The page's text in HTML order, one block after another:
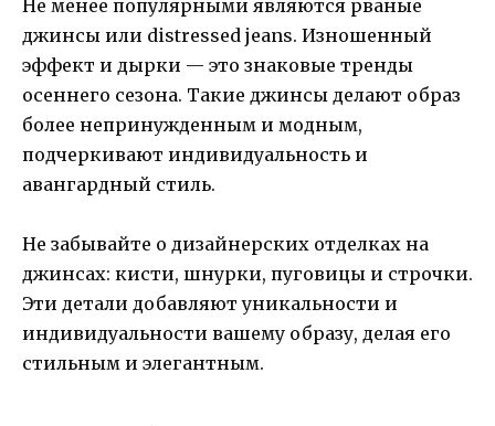
Не менее популярными являются рваные
джинсы или distressed jeans. Изношенный
эффект и дырки — это знаковые тренды
осеннего сезона. Такие джинсы делают образ
более непринужденным и модным,
подчеркивают индивидуальность и
авангардный стиль.
Не забывайте о дизайнерских отделках на
джинсах: кисти, шнурки, пуговицы и строчки.
Эти детали добавляют уникальности и
индивидуальности вашему образу, делая его
стильным и элегантным.